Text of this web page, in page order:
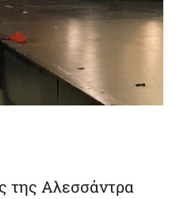
της Αλεσσάντρα